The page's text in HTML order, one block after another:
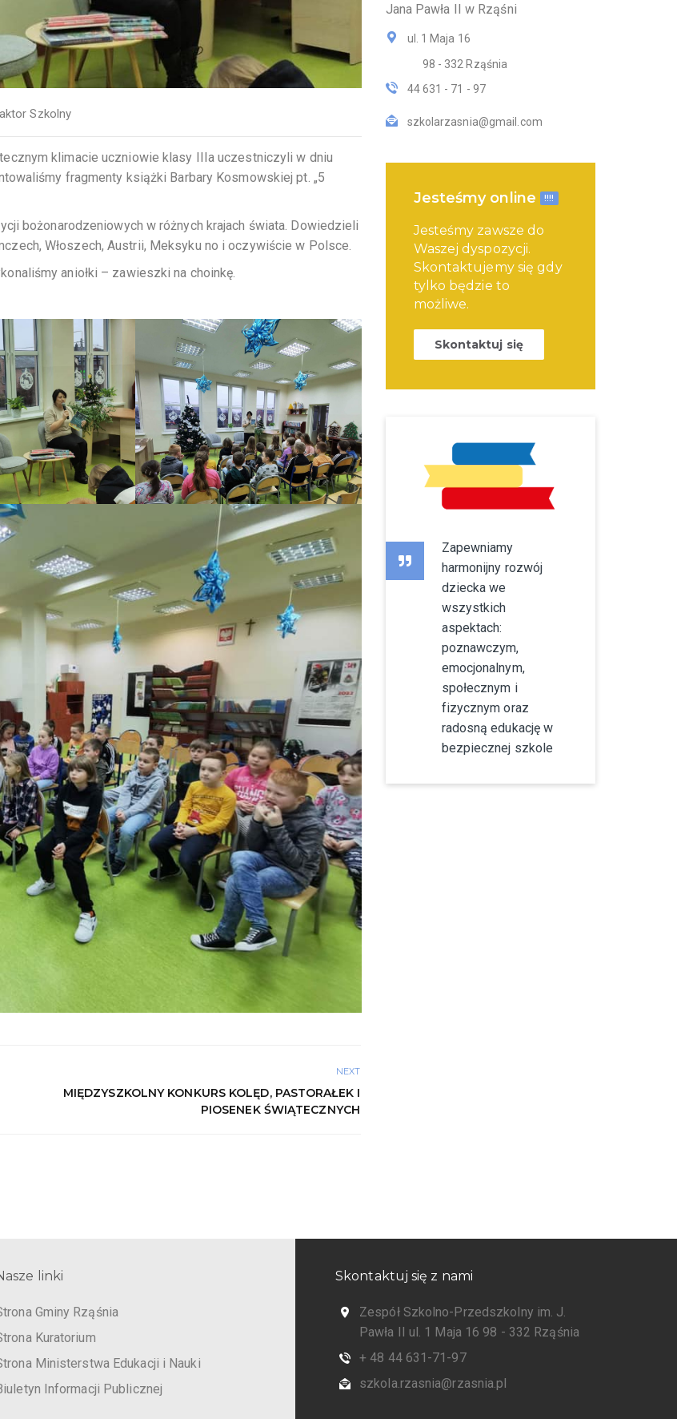
Szkolny
klimacie uczniowie klasy IIIa uczestniczyli w dniu
fragmenty książki Barbary Kosmowskiej pt. „5
bożonarodzeniowych w różnych krajach świata. Dowiedzieli
Włoszech, Austrii, Meksyku no i oczywiście w Polsce.
aniołki – zawieszki na choinkę.
NEXT
MIĘDZYSZKOLNY KONKURS KOLĘD, PASTORAŁEK I
PIOSENEK ŚWIĄTECZNYCH
Jana Pawła II w Rząśni
ul. 1 Maja 16
98 - 332 Rząśnia
44 631 - 71 - 97
szkolarzasnia@gmail.com
Jesteśmy online !!!!
Jesteśmy zawsze do
Waszej dyspozycji.
Skontaktujemy się gdy
tylko będzie to
możliwe.
Skontaktuj się
Zapewniamy
harmonijny rozwój
dziecka we
wszystkich
aspektach:
poznawczym,
emocjonalnym,
społecznym i
fizycznym oraz
radosną edukację w
bezpiecznej szkole
linki
Gminy Rząśnia
Kuratorium
Ministerstwa Edukacji i Nauki
Informacji Publicznej
Skontaktuj się z nami
Zespół Szkolno-Przedszkolny im. J.
Pawła II ul. 1 Maja 16 98 - 332 Rząśnia
+ 48 44 631-71-97
szkola.rzasnia@rzasnia.pl